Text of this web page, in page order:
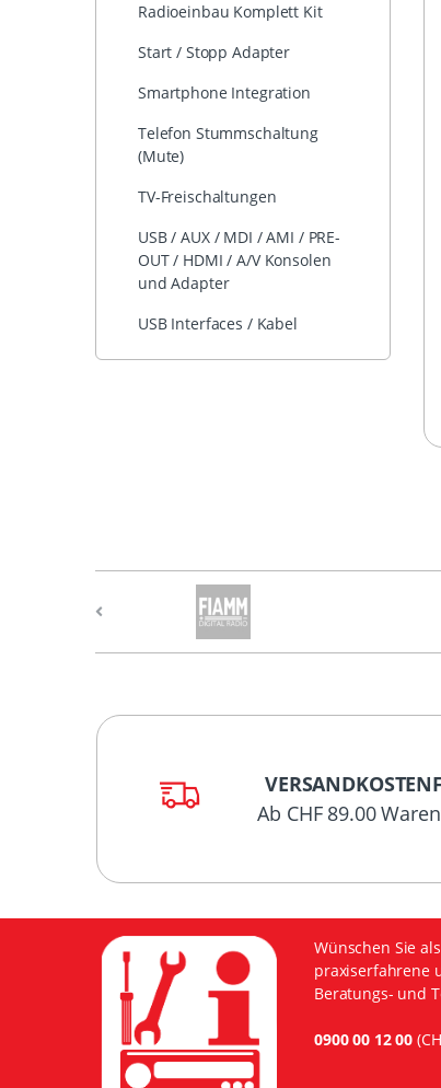
Radioeinbau Komplett Kit
Start / Stopp Adapter
Smartphone Integration
Telefon Stummschaltung
(Mute)
TV-Freischaltungen
USB / AUX / MDI / AMI / PRE-
OUT / HDMI / A/V Konsolen
und Adapter
USB Interfaces / Kabel
Ab CHF 89.00
Wünschen Sie
praxiserfahrene
Beratungs- und
0900 00 12 00